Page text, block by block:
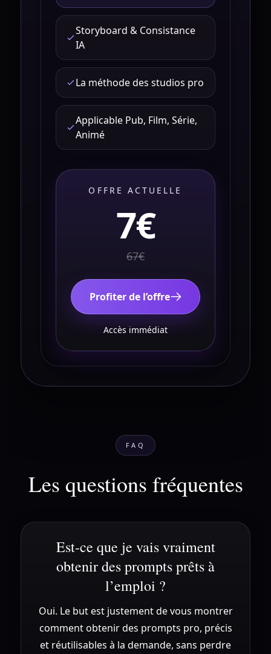
Storyboard & Consistance
IA
La méthode des studios pro
Applicable Pub, Film, Série,
Animé
OFFRE ACTUELLE
7€
67€
Profiter de l’offre
Accès immédiat
FAQ
Les questions fréquentes
Est-ce que je vais vraiment
obtenir des prompts prêts à
l’emploi ?
Oui. Le but est justement de vous montrer
comment obtenir des prompts pro, précis
et réutilisables à la demande, sans perdre